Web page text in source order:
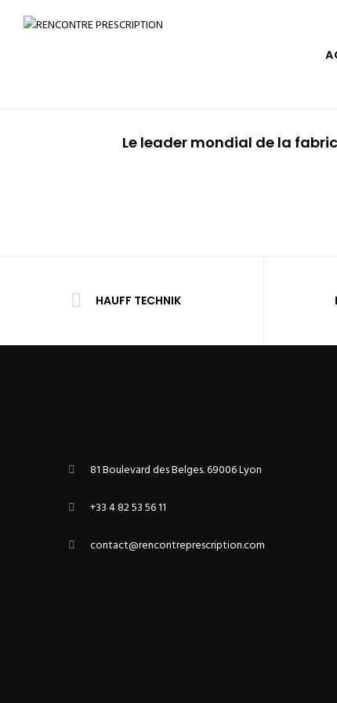
Le leader mondial de la
HAUFF TECHNIK
81 Boulevard des Belges. 69006 Lyon
+33 4 82 53 56 11
contact@rencontreprescription.com